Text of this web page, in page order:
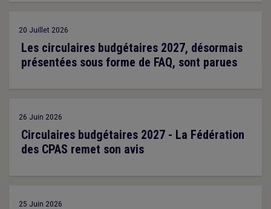
20 Juillet 2026
Les circulaires budgétaires 2027, désormais
présentées sous forme de FAQ, sont parues
26 Juin 2026
Circulaires budgétaires 2027 - La Fédération
des CPAS remet son avis
25 Juin 2026